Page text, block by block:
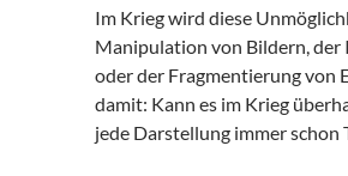
Im Krieg wird diese
Manipulation von Bildern,
oder der Fragmentierung von
damit: Kann es im Krieg
jede Darstellung immer schon